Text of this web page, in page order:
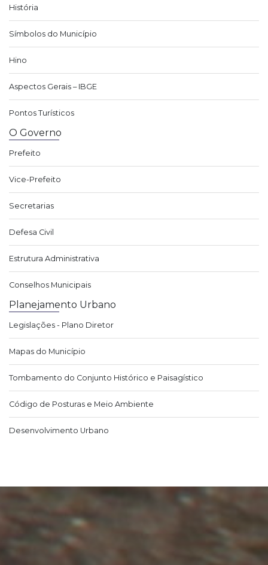
História
Símbolos do Município
Hino
Aspectos Gerais – IBGE
Pontos Turísticos
O Governo
Prefeito
Vice-Prefeito
Secretarias
Defesa Civil
Estrutura Administrativa
Conselhos Municipais
Planejamento Urbano
Legislações - Plano Diretor
Mapas do Município
Tombamento do Conjunto Histórico e Paisagístico
Código de Posturas e Meio Ambiente
Desenvolvimento Urbano